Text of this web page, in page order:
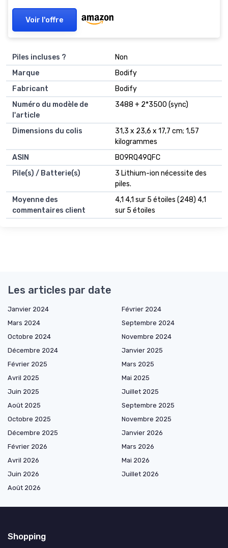
Voir l'offre
Piles incluses ?
‎Non
Marque
‎Bodify
Fabricant
‎Bodify
Numéro du modèle de
l'article
‎3488 + 2*3500 (sync)
Dimensions du colis
‎31,3 x 23,6 x 17,7 cm; 1,57
kilogrammes
ASIN
‎B09RQ49QFC
Pile(s) / Batterie(s)
3 Lithium-ion nécessite des
piles.
Moyenne des
commentaires client
4,1 4,1 sur 5 étoiles (248) 4,1
sur 5 étoiles
Les articles par date
Janvier 2024
Février 2024
Mars 2024
Septembre 2024
Octobre 2024
Novembre 2024
Décembre 2024
Janvier 2025
Février 2025
Mars 2025
Avril 2025
Mai 2025
Juin 2025
Juillet 2025
Août 2025
Septembre 2025
Octobre 2025
Novembre 2025
Décembre 2025
Janvier 2026
Février 2026
Mars 2026
Avril 2026
Mai 2026
Juin 2026
Juillet 2026
Août 2026
Shopping